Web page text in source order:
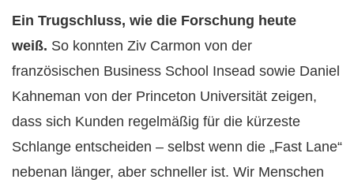
Ein Trugschluss, wie die Forschung heute
weiß. So konnten Ziv Carmon von der
französischen Business School Insead sowie Daniel
Kahneman von der Princeton Universität zeigen,
dass sich Kunden regelmäßig für die kürzeste
Schlange entscheiden – selbst wenn die „Fast Lane“
nebenan länger, aber schneller ist. Wir Menschen